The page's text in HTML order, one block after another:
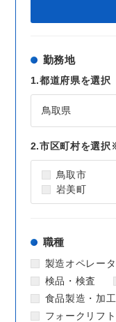
勤務地
1.都道府県を選択
2.市区町村を選択
鳥取市
岩美町
職種
製造オペレー
検品・検査
食品製造・加工
フォークリフト